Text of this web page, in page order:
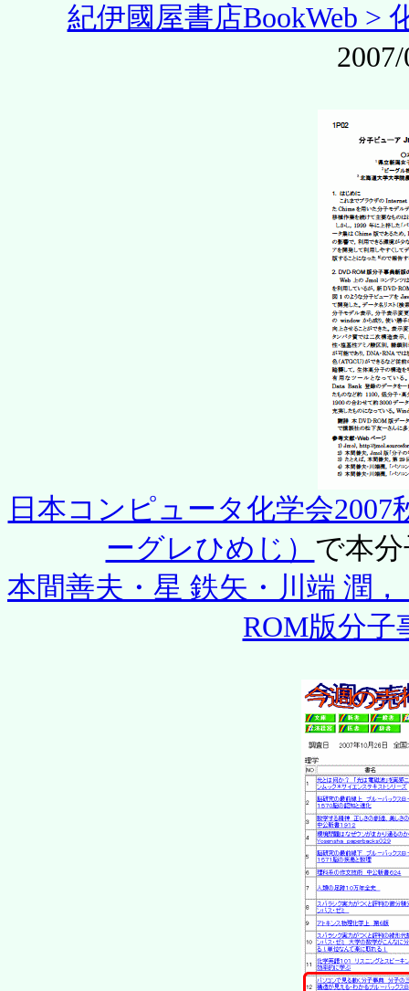
紀伊國屋書店BookWeb >
日本コンピュータ化学会2007
ーグレひめじ） で本
本間善夫・星 鉄矢・川端 潤
ROM版分子